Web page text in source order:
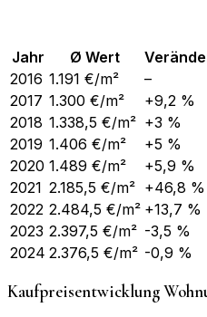
Jahr Ø Wert
2016 1.191 €/m²
–
2017 1.300 €/m²
+9,2 %
2018 1.338,5 €/m² +3 %
2019 1.406 €/m²
+5 %
2020 1.489 €/m²
+5,9 %
2021 2.185,5 €/m² +46,8 %
2022 2.484,5 €/m² +13,7 %
2023 2.397,5 €/m² -3,5 %
2024 2.376,5 €/m² -0,9 %
Kaufpreisentwicklung